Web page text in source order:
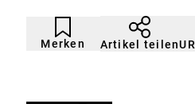
Merken
Artikel
nicht
gemerkt
Durch
Klicken
der
Artikel teilen